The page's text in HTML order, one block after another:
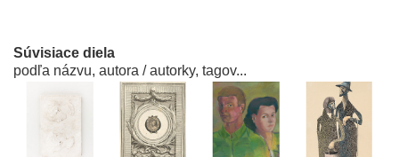
Súvisiace diela
podľa názvu, autora / autorky, tagov...